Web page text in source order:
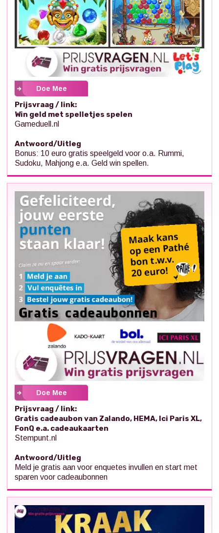
Doe Mee
Prijsvraag / link:
Win geld met spelletjes spelen
Gameduell.nl
Antwoord/Uitleg
Bonus: 10 euro gratis speelgeld voor o.a. Rummi,
Sudoku, Mahjong e.a. Geld win spellen.
Doe Mee
Prijsvraag / link:
Gratis cadeaubon van Zalando, HEMA, Ici Paris XL,
FonQ e.a. cadeaukaarten
Stempunt.nl
Antwoord/Uitleg
Meld je gratis aan voor enquetes invullen en start met
sparen voor cadeaubonnen